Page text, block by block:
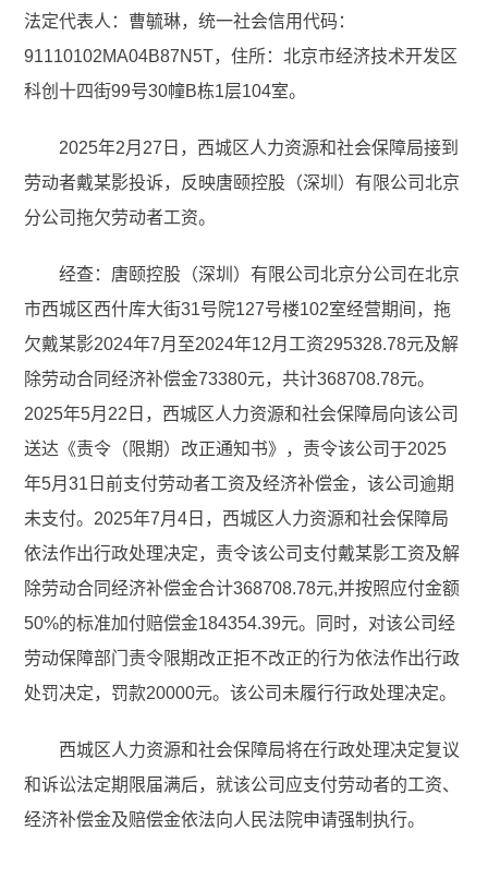
法定代表人：曹毓琳，统一社会信用代码：
91110102MA04B87N5T，住所：北京市经济技术开发区
科创十四街99号30幢B栋1层104室。
2025年2月27日，西城区人力资源和社会保障局接到
劳动者戴某影投诉，反映唐颐控股（深圳）有限公司北京
分公司拖欠劳动者工资。
经查：唐颐控股（深圳）有限公司北京分公司在北京
市西城区西什库大街31号院127号楼102室经营期间，拖
欠戴某影2024年7月至2024年12月工资295328.78元及解
除劳动合同经济补偿金73380元，共计368708.78元。
2025年5月22日，西城区人力资源和社会保障局向该公司
送达《责令（限期）改正通知书》，责令该公司于2025
年5月31日前支付劳动者工资及经济补偿金，该公司逾期
未支付。2025年7月4日，西城区人力资源和社会保障局
依法作出行政处理决定，责令该公司支付戴某影工资及解
除劳动合同经济补偿金合计368708.78元,并按照应付金额
50%的标准加付赔偿金184354.39元。同时，对该公司经
劳动保障部门责令限期改正拒不改正的行为依法作出行政
处罚决定，罚款20000元。该公司未履行行政处理决定。
西城区人力资源和社会保障局将在行政处理决定复议
和诉讼法定期限届满后，就该公司应支付劳动者的工资、
经济补偿金及赔偿金依法向人民法院申请强制执行。